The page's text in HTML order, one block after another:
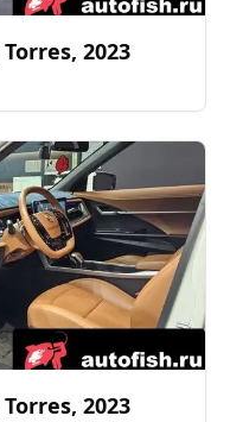
Torres, 2023
Torres, 2023